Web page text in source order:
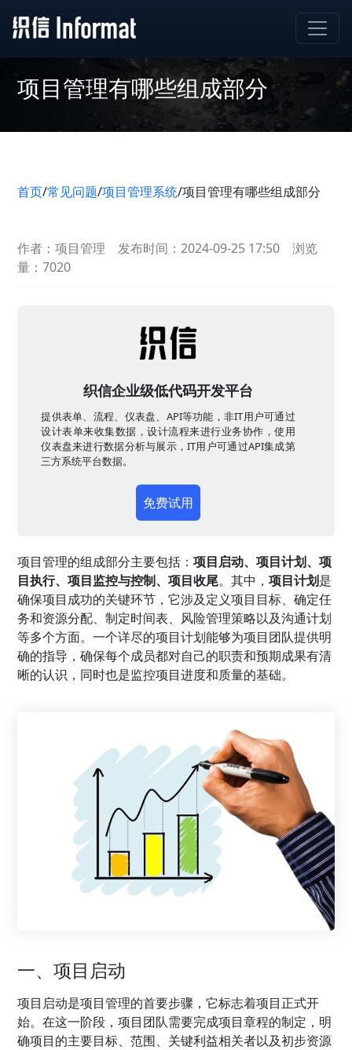
项目管理有哪些组成部分
首页/常见问题/项目管理系统/项目管理有哪些组成部分
作者：项目管理 发布时间：2024-09-25 17:50
浏览
量：7020
织信企业级低代码开发平台
提供表单、流程、仪表盘、API等功能，非IT用户可通过
设计表单来收集数据，设计流程来进行业务协作，使用
仪表盘来进行数据分析与展示，IT用户可通过API集成第
三方系统平台数据。
免费试用
项目管理的组成部分主要包括：项目启动、项目计划、项
目执行、项目监控与控制、项目收尾。其中，项目计划是
确保项目成功的关键环节，它涉及定义项目目标、确定任
务和资源分配、制定时间表、风险管理策略以及沟通计划
等多个方面。一个详尽的项目计划能够为项目团队提供明
确的指导，确保每个成员都对自己的职责和预期成果有清
晰的认识，同时也是监控项目进度和质量的基础。
一、项目启动
项目启动是项目管理的首要步骤，它标志着项目正式开
始。在这一阶段，项目团队需要完成项目章程的制定，明
确项目的主要目标、范围、关键利益相关者以及初步资源